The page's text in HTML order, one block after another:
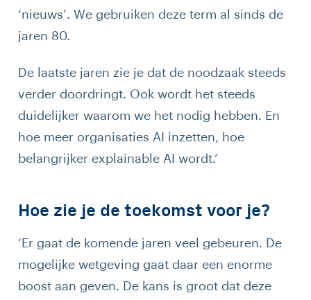
‘nieuws’. We gebruiken deze term al sinds de
jaren 80.
De laatste jaren zie je dat de noodzaak steeds
verder doordringt. Ook wordt het steeds
duidelijker waarom we het nodig hebben. En
hoe meer organisaties AI inzetten, hoe
belangrijker explainable AI wordt.’
Hoe zie je de toekomst voor je?
‘Er gaat de komende jaren veel gebeuren. De
mogelijke wetgeving gaat daar een enorme
boost aan geven. De kans is groot dat deze